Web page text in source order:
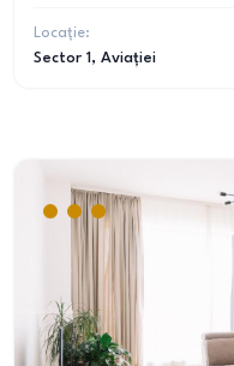
Locație:
Sector 1 , Aviației